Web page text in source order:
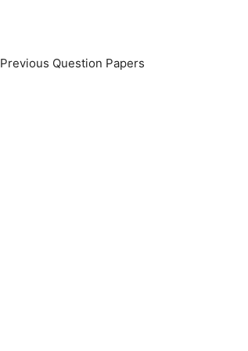
Previous Question Papers